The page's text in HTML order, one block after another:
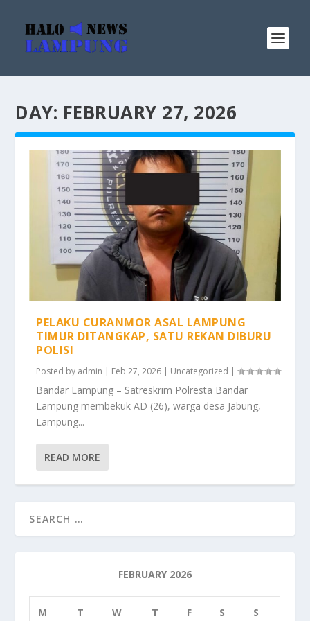
DAY: FEBRUARY 27, 2026
PELAKU CURANMOR ASAL LAMPUNG
TIMUR DITANGKAP, SATU REKAN DIBURU
POLISI
Posted by admin | Feb 27, 2026 | Uncategorized |
Bandar Lampung – Satreskrim Polresta Bandar
Lampung membekuk AD (26), warga desa Jabung,
Lampung...
READ MORE
FEBRUARY 2026
M T W T F S S